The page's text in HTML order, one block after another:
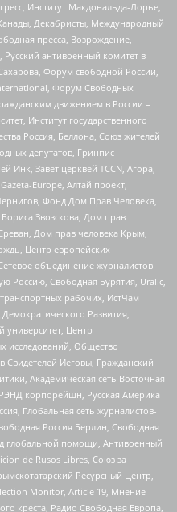
Институт Макдональда-Лорье,
Декабристы, Международный
пресса, Возрождение,
антивоенный комитет в
Форум свободной России,
Форум Свободных
движением в России –
Институт государственного
Россия, Беллона, Союз жителей
депутатов, Гринпис
Инк, Завет церквей TCCN, Агора,
Europe, Алтай проект,
Фонд Дом Прав Человека,
Звозскова, Дом прав
Дом прав человека Крым,
Центр европейских
объединение журналистов
Россию, Свободная Бурятия, Uralic,
рабочих, ИстЧам
Развития,
университет, Центр
исследований, Общество
Иеговы, Гражданский
Академическая сеть Восточная
корпорейшн, Русская Америка
Глобальная сеть журналистов-
Россия Берлин, Свободная
глобальной помощи, Антивоенный
de Rusos Libres, Союз за
Ресурсный Центр,
Monitor, Article 19, Мнение
креста, Радио Свободная Европа,